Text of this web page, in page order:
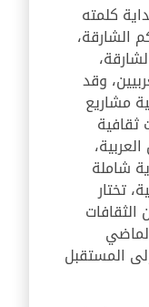
كلمته
الشارقة،
وقد
مشاريع
شاملة
تختار
الثقافات
المستقبل